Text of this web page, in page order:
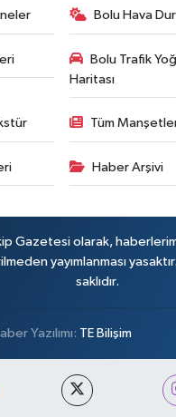
Bolu Hava
Bolu Trafik
Haritası
Tüm
Haber Arşivi
Gazetesi olarak,
yayımlanması
saklıdır.
Yazılımı: TE Bilişim